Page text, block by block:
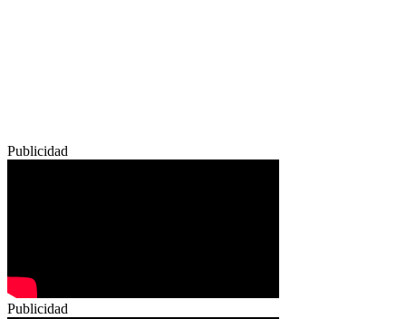
Publicidad
Publicidad